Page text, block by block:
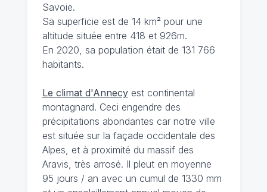
Savoie.
Sa superficie est de 14 km² pour une
altitude située entre 418 et 926m.
En 2020, sa population était de 131 766
habitants.
Le climat d'Annecyest continental
montagnard. Ceci engendre des
précipitations abondantes car notre ville
est située sur la façade occidentale des
Alpes, et à proximité du massif des
Aravis, très arrosé. Il pleut en moyenne
95 jours / an avec un cumul de 1330 mm